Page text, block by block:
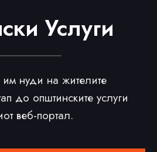
Услуги
нуди на жителите
до општинските услуги
веб-портал.